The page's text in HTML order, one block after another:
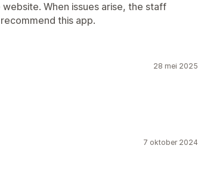
When issues arise, the staff
this app.
28 mei 2025
7 oktober 2024